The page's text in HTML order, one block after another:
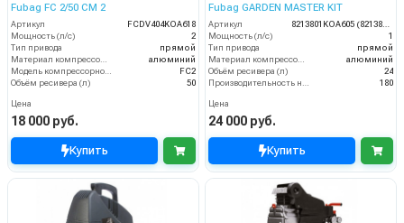
Fubag FC 2/50 CM 2
Артикул
FCDV404KOA618
Мощность (л/с)
2
Тип привода
прямой
алюминий
FC2
Объём ресивера (л)
50
Цена
18 000 руб.
Купить
Fubag GARDEN MASTER KIT
Артикул
Мощность (л/с)
1
Тип привода
прямой
алюминий
Объём ресивера (л)
24
180
Цена
24 000 руб.
Купить